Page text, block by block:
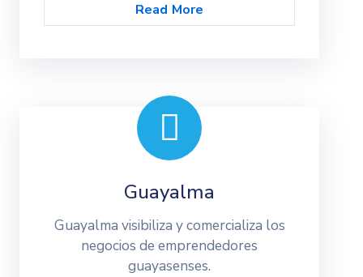
Read More
Guayalma
Guayalma visibiliza y comercializa los
negocios de emprendedores
guayasenses.